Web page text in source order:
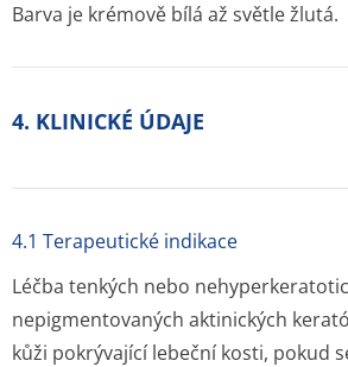
Barva je krémově bílá až světle žlutá.
4. KLINICKÉ ÚDAJE
4.1 Terapeutické indikace
Léčba tenkých nebo
nepigmentovaných aktinických
kůži pokrývající lebeční kosti, pokud